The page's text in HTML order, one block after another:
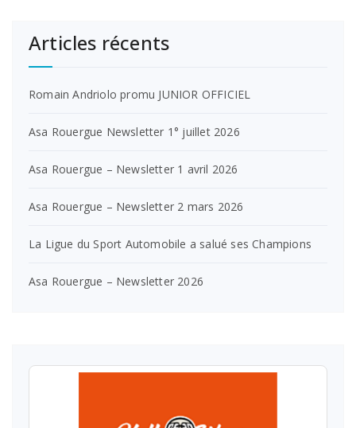
Articles récents
Romain Andriolo promu JUNIOR OFFICIEL
Asa Rouergue Newsletter 1° juillet 2026
Asa Rouergue – Newsletter 1 avril 2026
Asa Rouergue – Newsletter 2 mars 2026
La Ligue du Sport Automobile a salué ses Champions
Asa Rouergue – Newsletter 2026